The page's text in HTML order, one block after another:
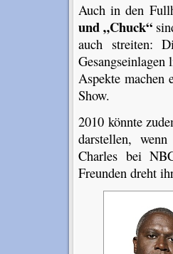
Auch in den
und „Chuck“
auch streiten:
Aspekte machen
Show.
2010 könnte
darstellen,
Charles bei
Freunden dreht